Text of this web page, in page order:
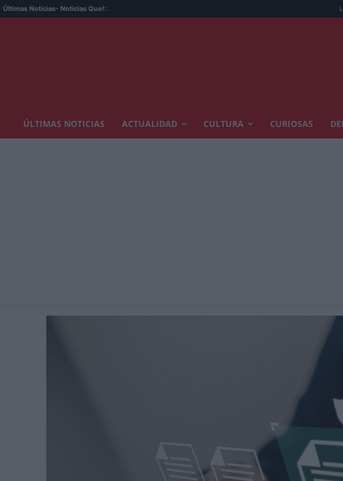
Últimas Noticias- Noticias Que!: Los mejores
ÚLTIMAS NOTICIAS ACTUALIDAD CULTURA CURIOSAS